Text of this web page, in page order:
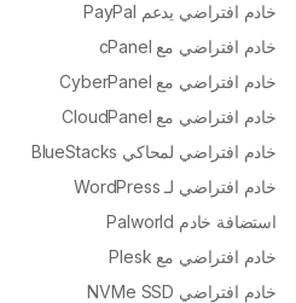
خادم افتراضي يدعم PayPal
خادم افتراضي مع cPanel
خادم افتراضي مع CyberPanel
خادم افتراضي مع CloudPanel
خادم افتراضي لمحاكي BlueStacks
خادم افتراضي لـ WordPress
استضافة خادم Palworld
خادم افتراضي مع Plesk
خادم افتراضي NVMe SSD